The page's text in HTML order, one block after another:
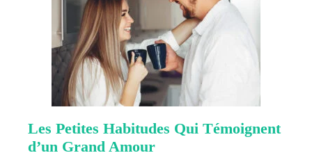
Les Petites Habitudes Qui Témoignent
d’un Grand Amour